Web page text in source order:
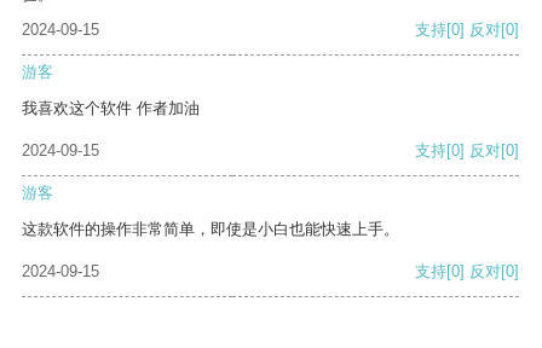
2024-09-15
支持[0] 反对[0]
游客
我喜欢这个软件 作者加油
2024-09-15 支持[0] 反对[0]
游客
这款软件的操作非常简单，即使是小白也能快速上手。
2024-09-15 支持[0] 反对[0]